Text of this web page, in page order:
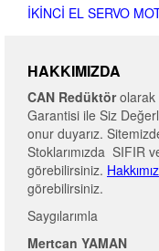
İKINCI EL SERVO
HAKKIMIZDA
CAN Redüktörolarak
Garantisi ile Siz
onur duyarız.
Stoklarımızda SIFIR
görebilirsiniz. Hakkımız
görebilirsiniz.
Saygılarımla
Mertcan YAMAN